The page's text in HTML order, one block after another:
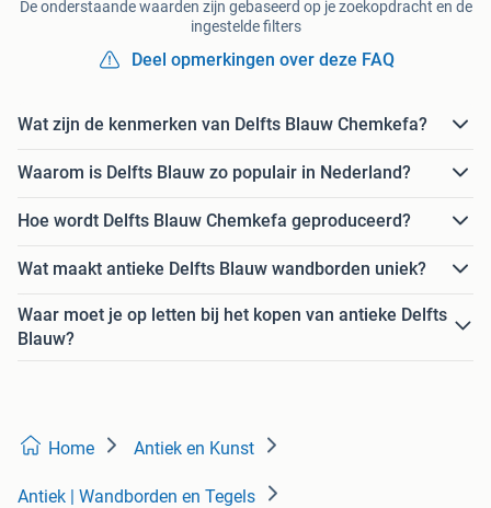
De onderstaande waarden zijn gebaseerd op je zoekopdracht en de
ingestelde filters
Deel opmerkingen over deze FAQ
Wat zijn de kenmerken van Delfts Blauw Chemkefa?
Waarom is Delfts Blauw zo populair in Nederland?
Hoe wordt Delfts Blauw Chemkefa geproduceerd?
Wat maakt antieke Delfts Blauw wandborden uniek?
Waar moet je op letten bij het kopen van antieke Delfts
Blauw?
Home Antiek en Kunst
Antiek | Wandborden en Tegels